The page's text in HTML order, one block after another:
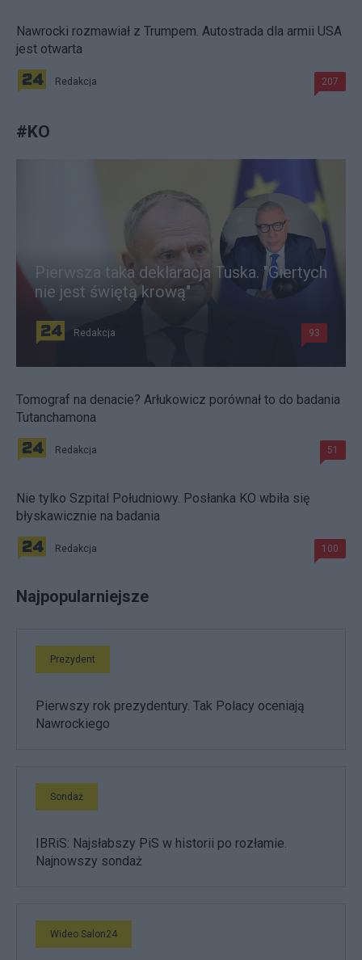
Nawrocki rozmawiał z Trumpem. Autostrada dla armii USA
jest otwarta
Redakcja 207
#KO
Pierwsza taka deklaracja Tuska. "Giertych
nie jest świętą krową"
Redakcja 93
Tomograf na denacie? Arłukowicz porównał to do badania
Tutanchamona
Redakcja 51
Nie tylko Szpital Południowy. Posłanka KO wbiła się
błyskawicznie na badania
Redakcja 100
Najpopularniejsze
Prezydent
Pierwszy rok prezydentury. Tak Polacy oceniają
Nawrockiego
Sondaż
IBRiS: Najsłabszy PiS w historii po rozłamie.
Najnowszy sondaż
Wideo Salon24